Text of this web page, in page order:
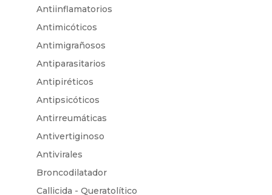
Antiinflamatorios
Antimicóticos
Antimigrañosos
Antiparasitarios
Antipiréticos
Antipsicóticos
Antirreumáticas
Antivertiginoso
Antivirales
Broncodilatador
Callicida - Queratolítico